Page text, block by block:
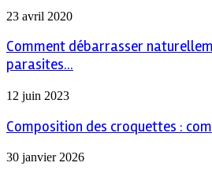
23 avril 2020
Comment débarrasser
parasites...
12 juin 2023
Composition des croquettes :
30 janvier 2026